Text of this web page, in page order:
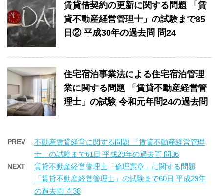
賃貸借契約の更新に関する問題 「賃
貸不動産経営管理士」の試験まで85
日② 平成30年の過去問 問24
住宅宿泊事業法による住宅宿泊管理
業に関する問題 「賃貸不動産経営管
理士」の試験 令和元年問24の過去問
PREV
不動産賃貸経営に関する問題 「賃貸不動産経営管理
士」の試験まで61日 平成29年の過去問 問36
NEXT
賃貸不動産経営管理士「倫理憲章」に関する問題
「賃貸不動産経営管理士」の試験まで60日 平成29年
の過去問 問38